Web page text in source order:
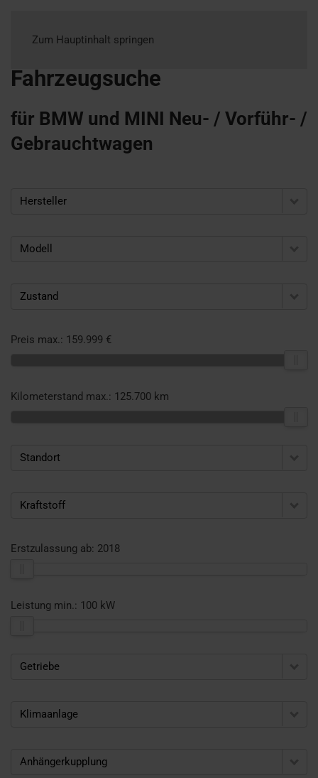
Zum Hauptinhalt springen
Fahrzeugsuche
für BMW und MINI Neu- / Vorführ- /
Gebrauchtwagen
Hersteller
Modell
Zustand
Preis max.: 159.999 €
Kilometerstand max.: 125.700 km
Standort
Kraftstoff
Erstzulassung ab: 2018
Leistung min.: 100 kW
Getriebe
Klimaanlage
Anhängerkupplung